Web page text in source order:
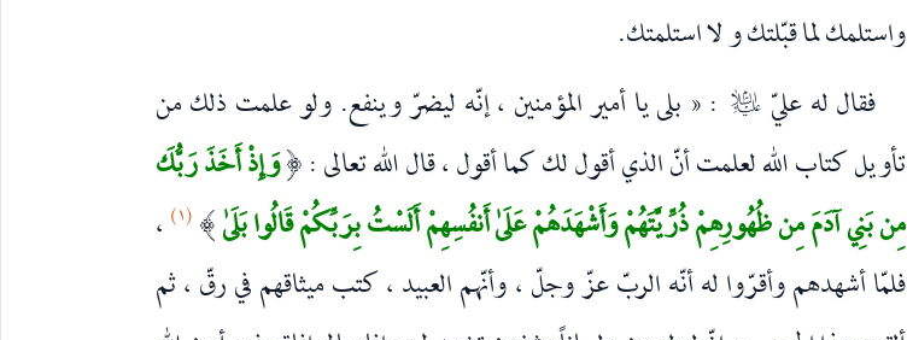
واستلمك لما قبّلتك و لا استلمتك.
فقال له عليّ عليه‌السلام :« بلى يا أمير المؤمنين ، إنّه ليضرّ وينفع. ولو علمت ذلك من
تأويل كتاب الله لعلمت أنّ الذي أقول لك كما أقول ، قال الله تعالى : (وَإِذْ أَخَذَ رَبُّكَ
مِن بَنِي آدَمَ مِن ظُهُورِهِمْ ذُرِّيَّتَهُمْ وَأَشْهَدَهُمْ عَلَىٰ أَنفُسِهِمْ أَلَسْتُ بِرَبِّكُمْ قَالُوا بَلَىٰ ) (١) ،
فلمّا أشهدهم وأقرّوا له أنّه الربّ عزّ وجلّ ، وأنّهم العبيد ، كتب ميثاقهم في رقّ ، ثم